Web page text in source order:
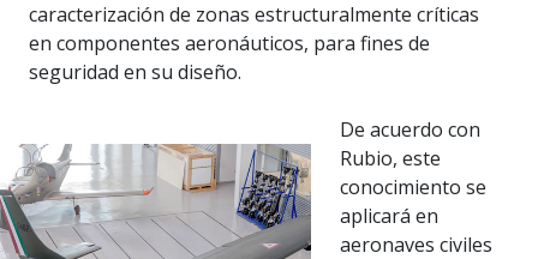
caracterización de zonas estructuralmente críticas
en componentes aeronáuticos, para fines de
seguridad en su diseño.
De acuerdo con
Rubio, este
conocimiento se
aplicará en
aeronaves civiles